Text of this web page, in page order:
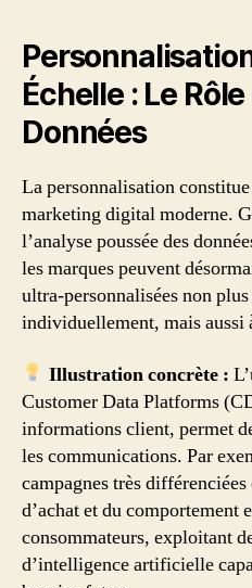
Échelle : Le
Données
La personnalisation
marketing digital moderne.
l’analyse poussée des
les marques peuvent
ultra-personnalisées non
individuellement, mais aussi
Illustration concrète :
Customer Data Platforms
informations client, permet
les communications. Par
campagnes très
d’achat et du comportement
consommateurs, exploitant
d’intelligence artificielle